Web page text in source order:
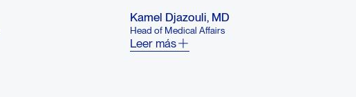
Kamel Djazouli, MD
Head of Medical Affairs
Leer más